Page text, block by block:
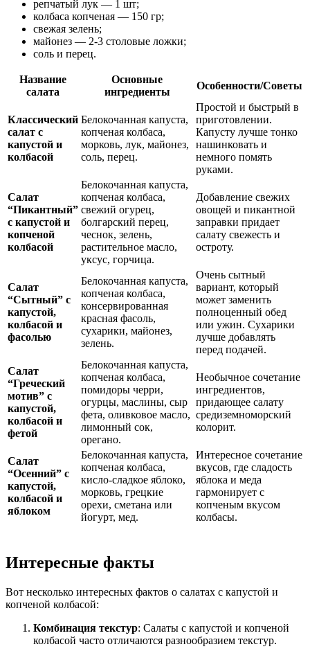
репчатый лук — 1 шт;
колбаса копченая — 150 гр;
свежая зелень;
майонез — 2-3 столовые ложки;
соль и перец.
Название
салата
Основные
ингредиенты
Особенности/Советы
Классический
салат с
капустой и
колбасой
Белокочанная капуста,
копченая колбаса,
морковь, лук, майонез,
соль, перец.
Простой и быстрый в
приготовлении.
Капусту лучше тонко
нашинковать и
немного помять
руками.
Салат
“Пикантный”
с капустой и
копченой
колбасой
Белокочанная капуста,
копченая колбаса,
свежий огурец,
болгарский перец,
чеснок, зелень,
растительное масло,
уксус, горчица.
Добавление свежих
овощей и пикантной
заправки придает
салату свежесть и
остроту.
Салат
“Сытный” с
капустой,
колбасой и
фасолью
Белокочанная капуста,
копченая колбаса,
консервированная
красная фасоль,
сухарики, майонез,
зелень.
Очень сытный
вариант, который
может заменить
полноценный обед
или ужин. Сухарики
лучше добавлять
перед подачей.
Салат
“Греческий
мотив” с
капустой,
колбасой и
фетой
Белокочанная капуста,
копченая колбаса,
помидоры черри,
огурцы, маслины, сыр
фета, оливковое масло,
лимонный сок,
орегано.
Необычное сочетание
ингредиентов,
придающее салату
средиземноморский
колорит.
Салат
“Осенний” с
капустой,
колбасой и
яблоком
Белокочанная капуста,
копченая колбаса,
кисло-сладкое яблоко,
морковь, грецкие
орехи, сметана или
йогурт, мед.
Интересное сочетание
вкусов, где сладость
яблока и меда
гармонирует с
копченым вкусом
колбасы.
Интересные факты
Вот несколько интересных фактов о салатах с капустой и
копченой колбасой:
Комбинация текстур: Салаты с капустой и копченой
колбасой часто отличаются разнообразием текстур.